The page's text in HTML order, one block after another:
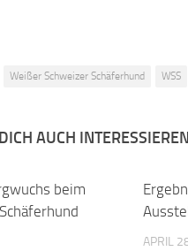
Weißer Schweizer Schäferhund WSS
AUCH
beim
APRIL